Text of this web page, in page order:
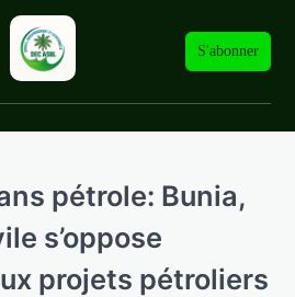
S'abonner
pétrole: Bunia,
s’oppose
projets pétroliers